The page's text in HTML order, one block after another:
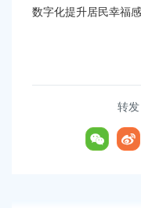
数字化提升居民幸福感
转发